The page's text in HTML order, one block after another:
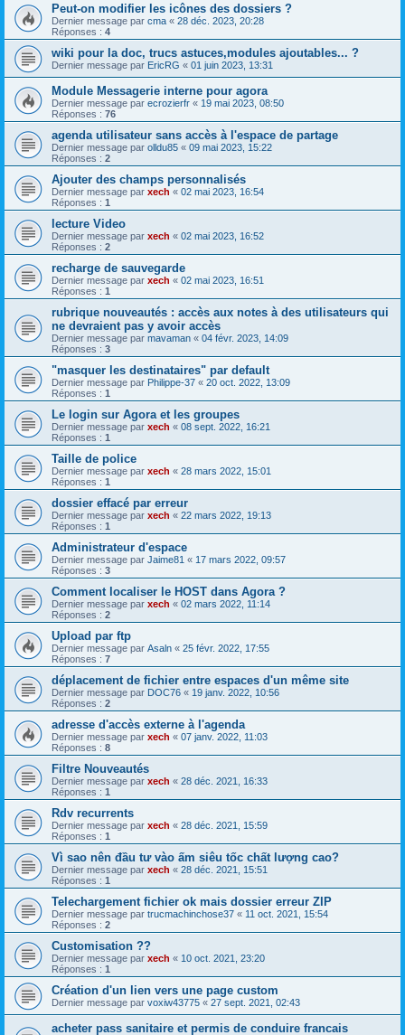
Peut-on modifier les icônes des dossiers ?
Dernier message par cma « 28 déc. 2023, 20:28
Réponses : 4
wiki pour la doc, trucs astuces,modules ajoutables... ?
Dernier message par EricRG « 01 juin 2023, 13:31
Module Messagerie interne pour agora
Dernier message par ecrozierfr « 19 mai 2023, 08:50
Réponses : 76
agenda utilisateur sans accès à l'espace de partage
Dernier message par olldu85 « 09 mai 2023, 15:22
Réponses : 2
Ajouter des champs personnalisés
Dernier message par xech « 02 mai 2023, 16:54
Réponses : 1
lecture Video
Dernier message par xech « 02 mai 2023, 16:52
Réponses : 2
recharge de sauvegarde
Dernier message par xech « 02 mai 2023, 16:51
Réponses : 1
rubrique nouveautés : accès aux notes à des utilisateurs qui
ne devraient pas y avoir accès
Dernier message par mavaman « 04 févr. 2023, 14:09
Réponses : 3
"masquer les destinataires" par default
Dernier message par Philippe-37 « 20 oct. 2022, 13:09
Réponses : 1
Le login sur Agora et les groupes
Dernier message par xech « 08 sept. 2022, 16:21
Réponses : 1
Taille de police
Dernier message par xech « 28 mars 2022, 15:01
Réponses : 1
dossier effacé par erreur
Dernier message par xech « 22 mars 2022, 19:13
Réponses : 1
Administrateur d'espace
Dernier message par Jaime81 « 17 mars 2022, 09:57
Réponses : 3
Comment localiser le HOST dans Agora ?
Dernier message par xech « 02 mars 2022, 11:14
Réponses : 2
Upload par ftp
Dernier message par Asaln « 25 févr. 2022, 17:55
Réponses : 7
déplacement de fichier entre espaces d'un même site
Dernier message par DOC76 « 19 janv. 2022, 10:56
Réponses : 2
adresse d'accès externe à l'agenda
Dernier message par xech « 07 janv. 2022, 11:03
Réponses : 8
Filtre Nouveautés
Dernier message par xech « 28 déc. 2021, 16:33
Réponses : 1
Rdv recurrents
Dernier message par xech « 28 déc. 2021, 15:59
Réponses : 1
Vì sao nên đầu tư vào ấm siêu tốc chất lượng cao?
Dernier message par xech « 28 déc. 2021, 15:51
Réponses : 1
Telechargement fichier ok mais dossier erreur ZIP
Dernier message par trucmachinchose37 « 11 oct. 2021, 15:54
Réponses : 2
Customisation ??
Dernier message par xech « 10 oct. 2021, 23:20
Réponses : 1
Création d'un lien vers une page custom
Dernier message par voxiw43775 « 27 sept. 2021, 02:43
acheter pass sanitaire et permis de conduire francais